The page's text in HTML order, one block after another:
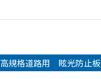
高規格道路用 眩光防止板